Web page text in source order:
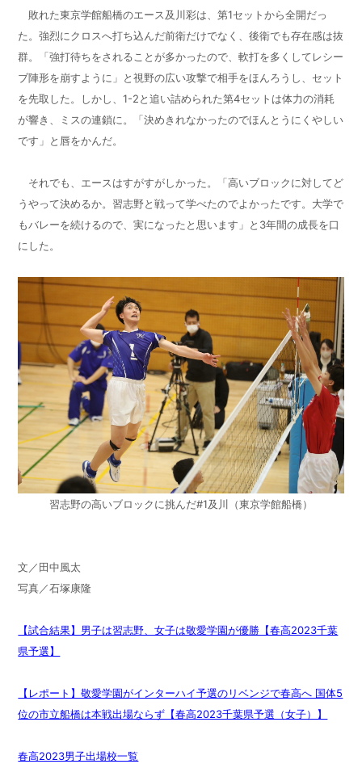
敗れた東京学館船橋のエース及川彩は、第1セットから全開だっ
た。強烈にクロスへ打ち込んだ前衛だけでなく、後衛でも存在感は抜
群。「強打待ちをされることが多かったので、軟打を多くしてレシー
ブ陣形を崩すように」と視野の広い攻撃で相手をほんろうし、セット
を先取した。しかし、1-2と追い詰められた第4セットは体力の消耗
が響き、ミスの連鎖に。「決めきれなかったのでほんとうにくやしい
です」と唇をかんだ。
それでも、エースはすがすがしかった。「高いブロックに対してど
うやって決めるか。習志野と戦って学べたのでよかったです。大学で
もバレーを続けるので、実になったと思います」と3年間の成長を口
にした。
習志野の高いブロックに挑んだ#1及川（東京学館船橋）
文／田中風太
写真／石塚康隆
【試合結果】男子は習志野、女子は敬愛学園が優勝【春高2023千葉
県予選】
【レポート】敬愛学園がインターハイ予選のリベンジで春高へ 国体5
位の市立船橋は本戦出場ならず【春高2023千葉県予選（女子）】
春高2023男子出場校一覧